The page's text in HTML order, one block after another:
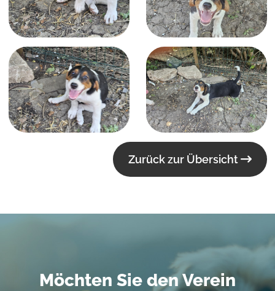
Zurück zur Übersicht
Möchten Sie den Verein